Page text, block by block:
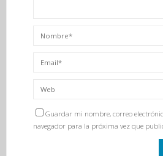
Guardar mi nombre, correo
navegador para la próxima vez que